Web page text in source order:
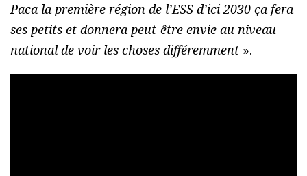
Paca la première région de l’ESS d’ici 2030 ça fera
ses petits et donnera peut-être envie au niveau
national de voir les choses différemment ».